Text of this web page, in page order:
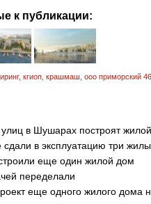
к публикации:
, кгиоп крашмаш ооо приморский 46
в Шушарах построят
в эксплуатацию три
еще один жилой дом
переделали
еще одного жилого дома